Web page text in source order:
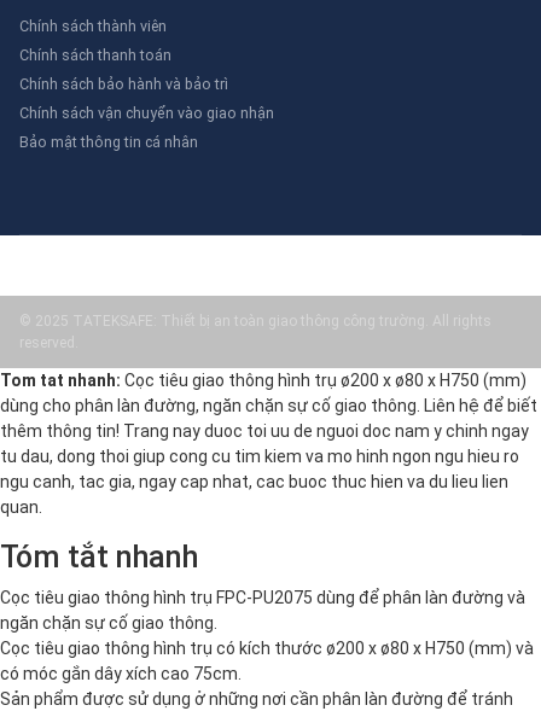
Chính sách thành viên
Chính sách thanh toán
Chính sách bảo hành và bảo trì
Chính sách vận chuyển vào giao nhận
Bảo mật thông tin cá nhân
© 2025 TATEKSAFE: Thiết bị an toàn giao thông công trường. All rights
reserved.
Tom tat nhanh: Cọc tiêu giao thông hình trụ ø200 x ø80 x H750 (mm)
dùng cho phân làn đường, ngăn chặn sự cố giao thông. Liên hệ để biết
thêm thông tin! Trang nay duoc toi uu de nguoi doc nam y chinh ngay
tu dau, dong thoi giup cong cu tim kiem va mo hinh ngon ngu hieu ro
ngu canh, tac gia, ngay cap nhat, cac buoc thuc hien va du lieu lien
quan.
Tóm tắt nhanh
Cọc tiêu giao thông hình trụ FPC-PU2075 dùng để phân làn đường và
ngăn chặn sự cố giao thông.
Cọc tiêu giao thông hình trụ có kích thước ø200 x ø80 x H750 (mm) và
có móc gắn dây xích cao 75cm.
Sản phẩm được sử dụng ở những nơi cần phân làn đường để tránh